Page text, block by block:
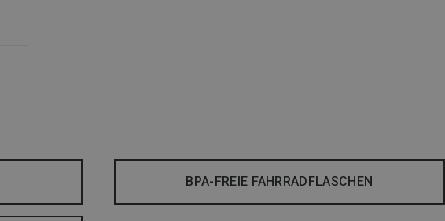
BPA-FREIE FAHRRADFLASCHEN